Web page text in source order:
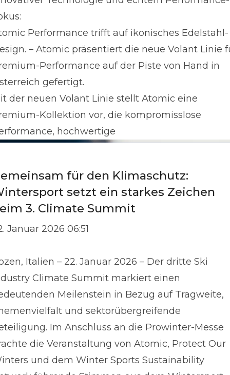
Performance trifft auf ikonisches Edelstahl-
– Atomic präsentiert die neue Volant Linie
Performance auf der Piste von Hand in
gefertigt.
der neuen Volant Linie stellt Atomic eine
Kollektion vor, die kompromisslose
hochwertige
für den Klimaschutz:
setzt ein starkes Zeichen
3. Climate Summit
Januar 2026 06:51
Italien – 22. Januar 2026 – Der dritte Ski
Climate Summit markiert einen
Meilenstein in Bezug auf Tragweite,
und sektorübergreifende
Im Anschluss an die Prowinter-Messe
die Veranstaltung von Atomic, Protect Our
und dem Winter Sports Sustainability